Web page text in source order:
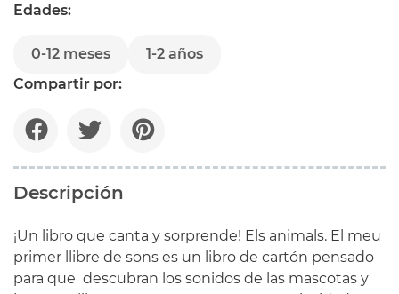
Edades:
0-12 meses
1-2 años
Compartir por:
Descripción
¡Un libro que canta y sorprende! Els animals. El meu
primer llibre de sons es un libro de cartón pensado
para que descubran los sonidos de las mascotas y